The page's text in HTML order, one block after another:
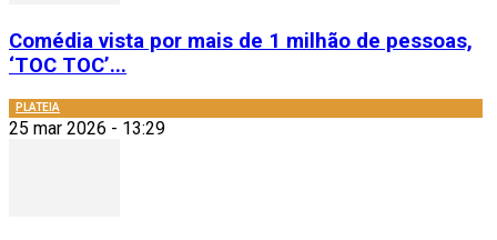
Comédia vista por mais de 1 milhão de pessoas,
‘TOC TOC’...
PLATEIA
25 mar 2026 - 13:29